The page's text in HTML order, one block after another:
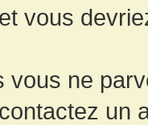
vous
vous ne
un